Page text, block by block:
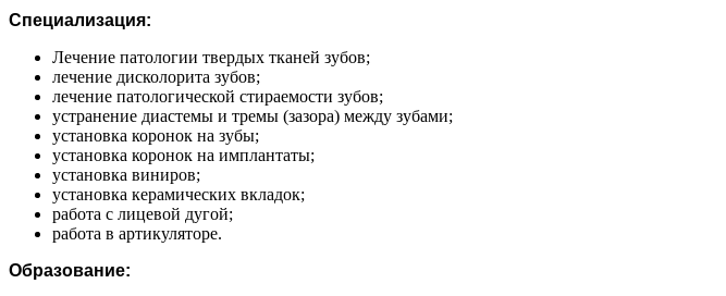
Специализация:
Лечение патологии твердых тканей зубов;
лечение дисколорита зубов;
лечение патологической стираемости зубов;
устранение диастемы и тремы (зазора) между зубами;
установка коронок на зубы;
установка коронок на имплантаты;
установка виниров;
установка керамических вкладок;
работа с лицевой дугой;
работа в артикуляторе.
Образование: